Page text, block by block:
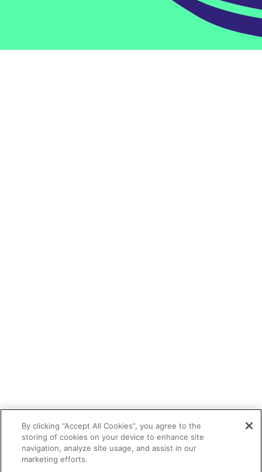
By clicking “Accept All Cookies”, you agree to the
storing of cookies on your device to enhance site
navigation, analyze site usage, and assist in our
marketing efforts.